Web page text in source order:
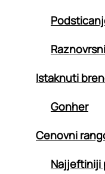
Istaknuti
Gonher
Cenovni
Najjeftiniji